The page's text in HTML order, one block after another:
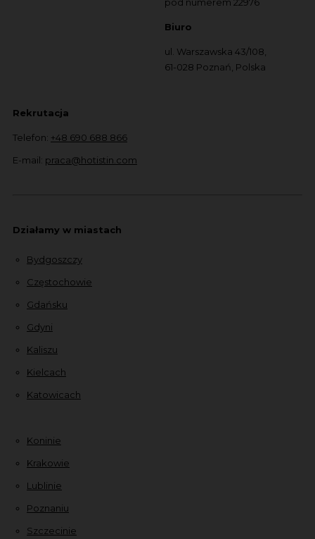
pod numerem 22976
Biuro
ul. Warszawska 43/108,
61-028 Poznań, Polska
Rekrutacja
Telefon: +48 690 688 866
E-mail: praca@hotistin.com
Działamy w miastach
Bydgoszczy
Częstochowie
Gdańsku
Gdyni
Kaliszu
Kielcach
Katowicach
Koninie
Krakowie
Lublinie
Poznaniu
Szczecinie